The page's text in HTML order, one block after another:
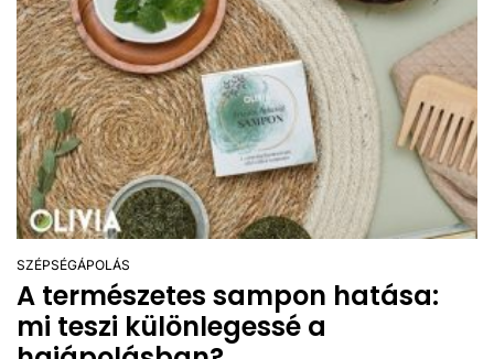
POSTED
IN
SZÉPSÉGÁPOLÁS
A természetes sampon hatása:
mi teszi különlegessé a